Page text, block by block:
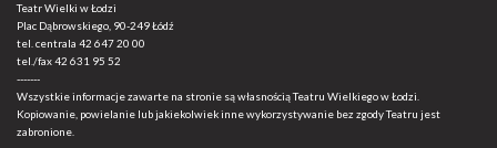
Teatr Wielki w Łodzi
Plac Dąbrowskiego, 90-249 Łódź
tel. centrala 42 647 20 00
tel./fax42 631 95 52
-------
Wszystkie informacje zawarte na stronie są własnością Teatru Wielkiego w Łodzi.
Kopiowanie, powielanie lub jakiekolwiek inne wykorzystywanie bez zgody Teatru jest
zabronione.